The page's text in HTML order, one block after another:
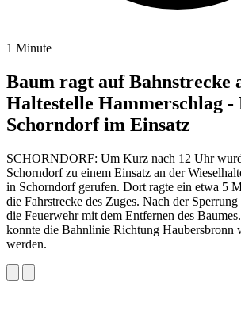
1 Minute
Baum ragt auf Bahnstrecke
Haltestelle Hammerschlag -
Schorndorf im Einsatz
SCHORNDORF: Um Kurz nach 12 Uhr
Schorndorf zu einem Einsatz an der
in Schorndorf gerufen. Dort ragte ein etwa 5
die Fahrstrecke des Zuges. Nach der
die Feuerwehr mit dem Entfernen des
konnte die Bahnlinie Richtung Haubersbronn
werden.